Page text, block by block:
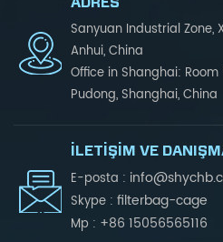
Sanyuan Industrial Zone,
Anhui, China
Office in Shanghai: Room
Pudong, Shanghai, China
İLETIŞIM VE
E-posta :
Skype : filterbag-cage
Mp : +86 15056565116